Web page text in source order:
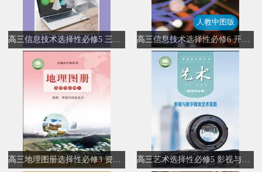
人教中图版
高三信息技术选择性必修6 开源硬件项目设计(人教中图版)
高三地理图册选择性必修3 资源、环境与国家安全 高三艺术选择性必修5 影视与数字媒体艺术实践